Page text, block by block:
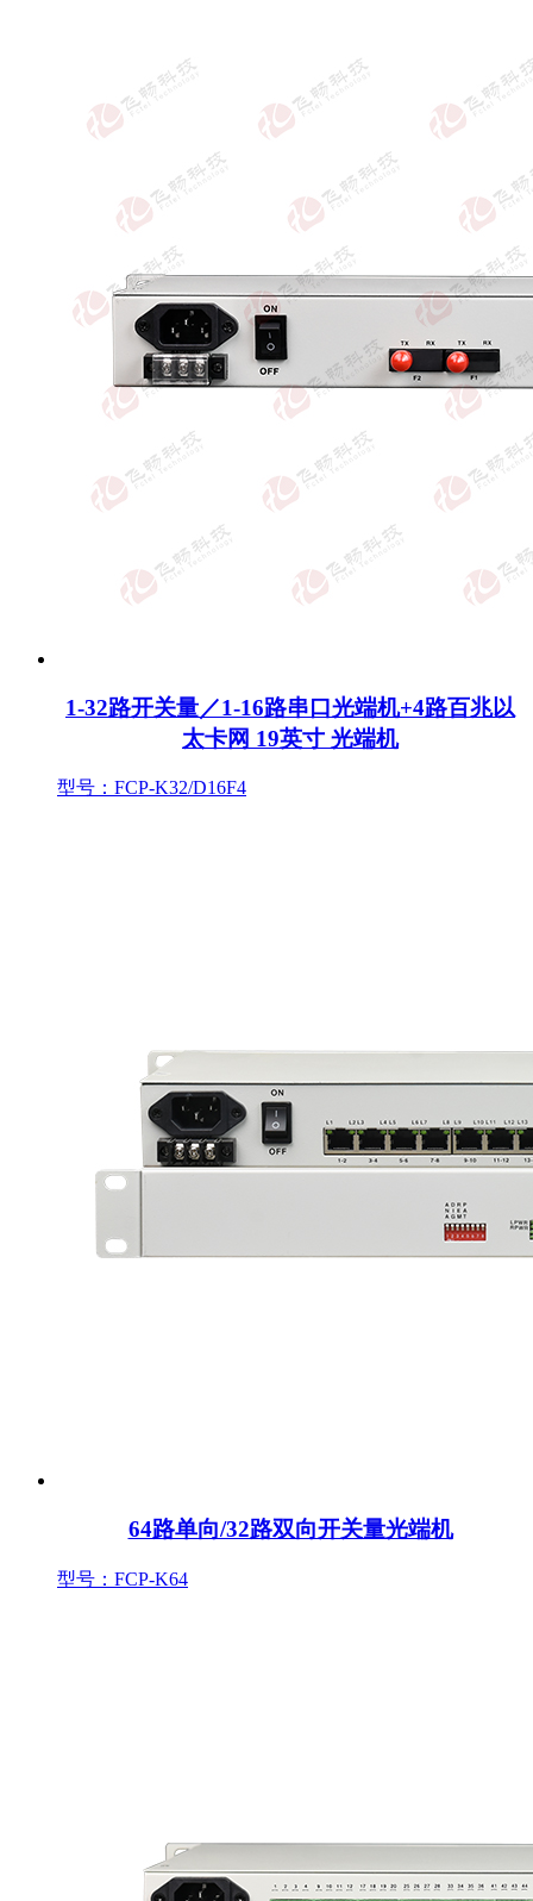
1-32路开关量／1-16路串口光端机+4路百兆以
太卡网 19英寸 光端机
型号：FCP-K32/D16F4
64路单向/32路双向开关量光端机
型号：FCP-K64